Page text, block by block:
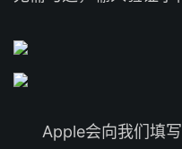
Apple会向我们填